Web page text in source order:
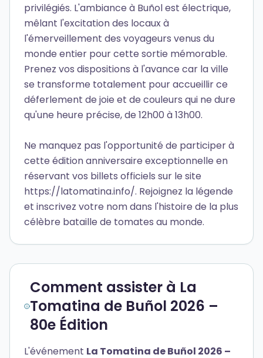
privilégiés. L'ambiance à Buñol est électrique,
mêlant l'excitation des locaux à
l'émerveillement des voyageurs venus du
monde entier pour cette sortie mémorable.
Prenez vos dispositions à l'avance car la ville
se transforme totalement pour accueillir ce
déferlement de joie et de couleurs qui ne dure
qu'une heure précise, de 12h00 à 13h00.
Ne manquez pas l'opportunité de participer à
cette édition anniversaire exceptionnelle en
réservant vos billets officiels sur le site
https://latomatina.info/. Rejoignez la légende
et inscrivez votre nom dans l'histoire de la plus
célèbre bataille de tomates au monde.
Comment assister à La
Tomatina de Buñol 2026 –
80e Édition
L'événement La Tomatina de Buñol 2026 –